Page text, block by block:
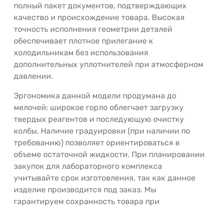
полный пакет документов, подтверждающих
качество и происхождение товара. Высокая
точность исполнения геометрии деталей
обеспечивает плотное прилегание к
холодильникам без использования
дополнительных уплотнителей при атмосферном
давлении.
Эргономика данной модели продумана до
мелочей: широкое горло облегчает загрузку
твердых реагентов и последующую очистку
колбы. Наличие градуировки (при наличии по
требованию) позволяет ориентироваться в
объеме остаточной жидкости. При планировании
закупок для лабораторного комплекса
учитывайте срок изготовления, так как данное
изделие производится под заказ. Мы
гарантируем сохранность товара при